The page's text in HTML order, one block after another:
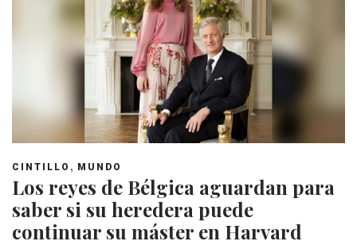
CINTILLO , MUNDO
Los reyes de Bélgica aguardan para
saber si su heredera puede
continuar su máster en Harvard